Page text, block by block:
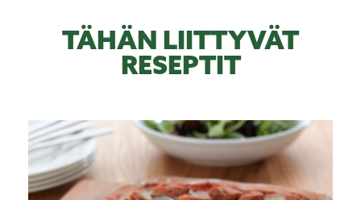
TÄHÄN LIITTYVÄT
RESEPTIT